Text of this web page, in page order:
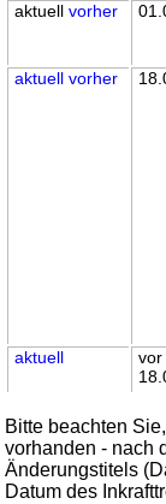
aktuellvorher
aktuell vorher
aktuell
vor
Bitte beachten
vorhanden - nach
Änderungstitels
Datum des